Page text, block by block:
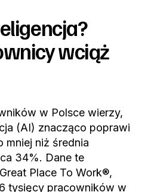
wciąż
w Polsce wierzy,
(AI) znacząco poprawi
mniej niż średnia
34%. Dane te
Place To Work®,
tysięcy pracowników w